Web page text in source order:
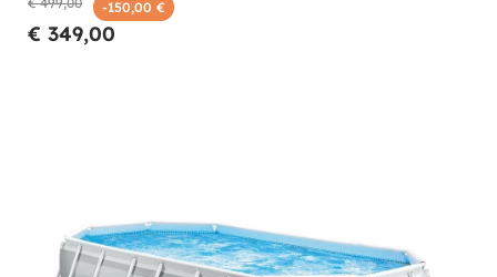
-150,00 €
€ 349,00